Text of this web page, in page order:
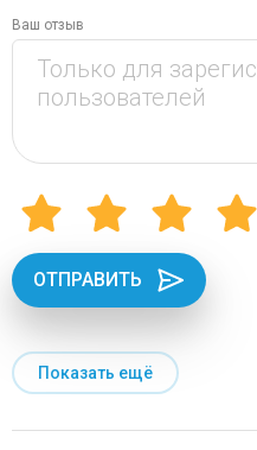
Ваш отзыв
ОТПРАВИТЬ
Показать ещё